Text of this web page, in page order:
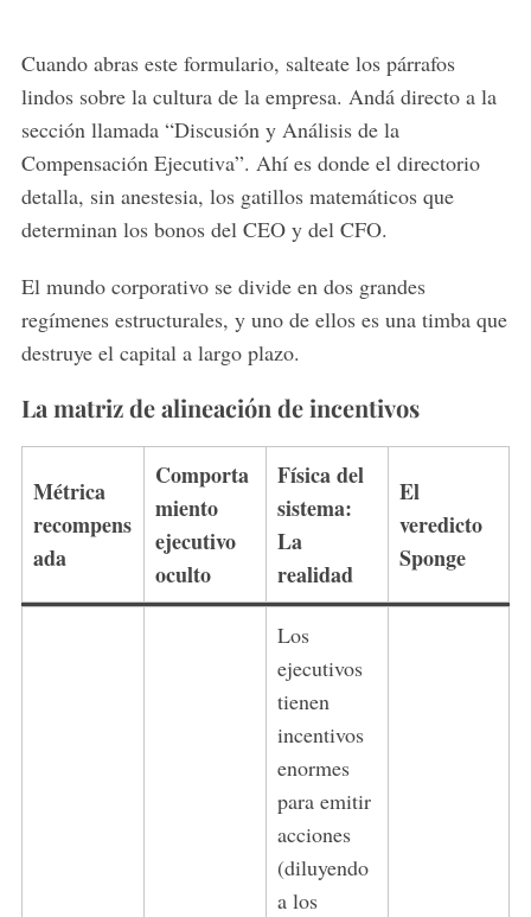
Cuando abras este formulario, salteate los párrafos
lindos sobre la cultura de la empresa. Andá directo a la
sección llamada “Discusión y Análisis de la
Compensación Ejecutiva”. Ahí es donde el directorio
detalla, sin anestesia, los gatillos matemáticos que
determinan los bonos del CEO y del CFO.
El mundo corporativo se divide en dos grandes
regímenes estructurales, y uno de ellos es una timba que
destruye el capital a largo plazo.
La matriz de alineación de incentivos
Métrica
recompens
ada
Comporta
miento
ejecutivo
oculto
Física del
sistema:
La
realidad
El
veredicto
Sponge
Los
ejecutivos
tienen
incentivos
enormes
para emitir
acciones
(diluyendo
a los